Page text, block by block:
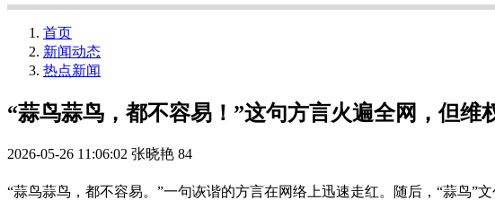
首页
新闻动态
热点新闻
“蒜鸟蒜鸟，都不容易！”这句方言火遍全网，但维
2026-05-26 11:06:02 张晓艳 84
“蒜鸟蒜鸟，都不容易。”一句诙谐的方言在网络上迅速走红。随后，“蒜鸟”文